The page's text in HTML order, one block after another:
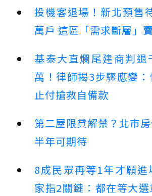
投機客退場！新北預售
萬戶 這區「需求斷層」
基泰大直爛尾建商判退
萬！律師揭3步驟應變
止付搶救自備款
第二屋限貸解禁？北市
半年可期待
8成民眾再等1年才願進
家指2關鍵：都在等大